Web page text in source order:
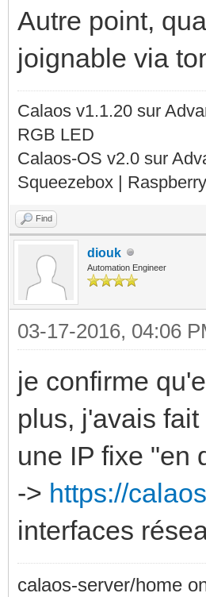
Autre point,
joignable via
Calaos v1.1.20 sur
RGB LED
Calaos-OS v2.0 sur
Squeezebox |
Find
diouk
Automation Engineer
03-17-2016, 04:06
je confirme
plus, j'avais
une IP fixe "en
-> https://
interfaces
calaos-server/home